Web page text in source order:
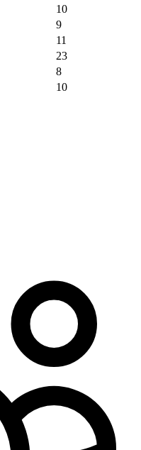
10
9
11
23
8
10